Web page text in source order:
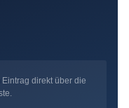
Eintrag direkt über die